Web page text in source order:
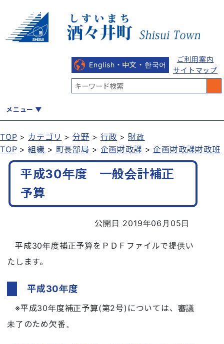
English・中文・한국어
ご利用案内
サイトマップ
メニュー
くらし 健康・福祉 教育・文化 観光・魅力 産業・しごと
行政
TOP カテゴリ 分野 行政
財政
TOP
組織 町長部局 企画財政課 企画財政課財政班
平成30年度 一般会計補正
予算
公開日 2019年06月05日
平成30年度補正予算をＰＤＦファイルで提供い
たします。
平成30年度
※平成30年度補正予算(第2号)については、審議
未了のため欠番。